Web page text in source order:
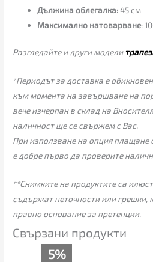
Дължина облегалка:45 см
Максимално натоварване:
Разгледайте и други модели
*Периодът за доставка е
към момента на завършване на
вече изчерпан в склад на
наличност ще се свържем с Вас.
При използване на опция плащане
е добре първо да проверите
**Снимките на продуктите са
съдържат неточности или грешки,
правно основание за претенции.
Свързани продукти
5%